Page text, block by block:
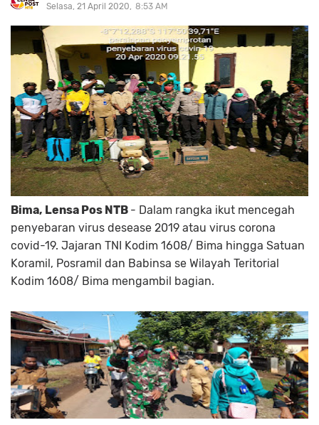
Selasa, 21 April 2020
8:53 AM
Bima, Lensa Pos NTB - Dalam rangka ikut mencegah
penyebaran virus desease 2019 atau virus corona
covid-19. Jajaran TNI Kodim 1608/ Bima hingga Satuan
Koramil, Posramil dan Babinsa se Wilayah Teritorial
Kodim 1608/ Bima mengambil bagian.